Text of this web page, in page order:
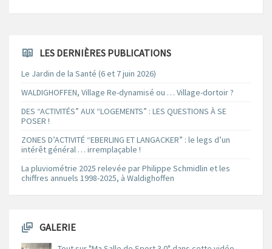
LES DERNIÈRES PUBLICATIONS
Le Jardin de la Santé (6 et 7 juin 2026)
WALDIGHOFFEN, Village Re-dynamisé ou … Village-dortoir ?
DES “ACTIVITÉS” AUX “LOGEMENTS” : LES QUESTIONS À SE
POSER !
ZONES D’ACTIVITÉ “EBERLING ET LANGACKER” : le legs d’un
intérêt général … irremplaçable !
La pluviométrie 2025 relevée par Philippe Schmidlin et les
chiffres annuels 1998-2025, à Waldighoffen
GALERIE